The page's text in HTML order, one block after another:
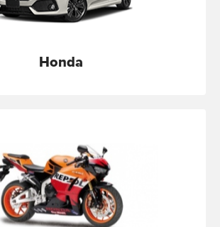
Honda